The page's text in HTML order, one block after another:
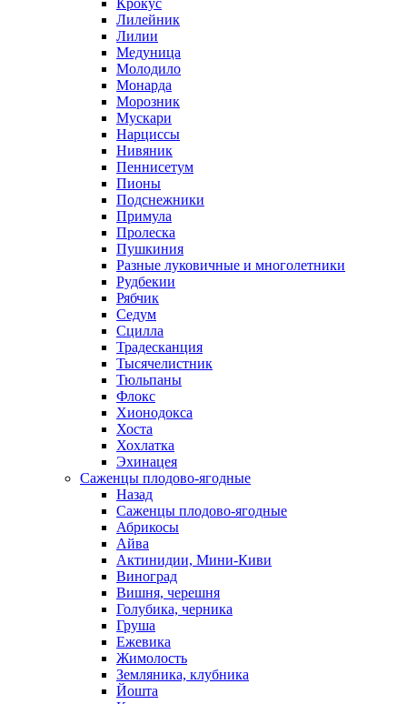
Крокус
Лилейник
Лилии
Медуница
Молодило
Монарда
Морозник
Мускари
Нарциссы
Нивяник
Пеннисетум
Пионы
Подснежники
Примула
Пролеска
Пушкиния
Разные луковичные и многолетники
Рудбекии
Рябчик
Седум
Сцилла
Традесканция
Тысячелистник
Тюльпаны
Флокс
Хионодокса
Хоста
Хохлатка
Эхинацея
Саженцы плодово-ягодные
Назад
Саженцы плодово-ягодные
Абрикосы
Айва
Актинидии, Мини-Киви
Виноград
Вишня, черешня
Голубика, черника
Груша
Ежевика
Жимолость
Земляника, клубника
Йошта